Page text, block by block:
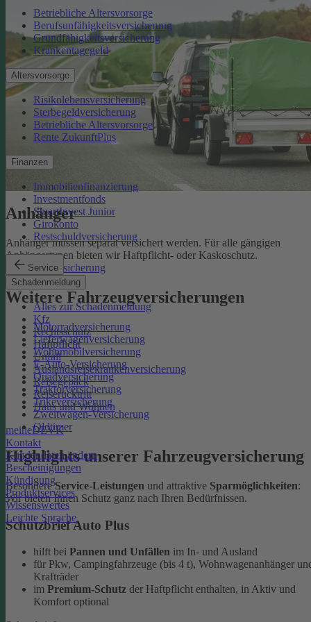
Betriebliche Altersvorsorge
Berufsunfähigkeitsversicherung
Grundfähigkeitsversicherung
Krankentagegeld
Altersvorsorge
Risikolebensversicherung
Sterbegeldversicherung
Betriebliche Altersvorsorge
Rente ZukunftPlus
Finanzen
Immobilienfinanzierung
Investmentfonds
SmartInvest Junior
Girokonto
Restschuldversicherung
Service
Schadenmeldung
Alles zur Schadenmeldung
Kfz
Rechtsschutz
Haftpflicht
Unfall
Auslandsreisekrankenversicherung
Reisegepäck
Reiserücktritt
Haus und Wohnen
meineDEVK
Kontakt
Kundendaten ändern
Bescheinigungen
Kündigung
Produktservices
Wissenswertes
Leichte Sprache
Anhänger
Anhänger müssen separat versichert werden. Für alle gängigen
Anhängertypen bieten wir Haftpflicht- oder Kaskoschutz.
Anhängerversicherung
Weitere Fahrzeugversicherungen
Motorradversicherung
Lieferwagenversicherung
Wohnmobilversicherung
E-Auto-Versicherung
Quadversicherung
Traktorversicherung
Trikeversicherung
Zweitwagen-Versicherung
Oldtimer
Highlights unserer Fahrzeugversicherung
BesondereService-Leistungen und attraktive Sparmöglichkeiten:
Wir bieten Ihnen Schutz ganz nach Ihren Bedürfnissen.
Schutzbrief Auto Plus
hilft bei Pannen und Unfällen im In- und Ausland
für Pkw, Campingfahrzeuge (bis 4 t), Wohnwagenanhänger
Krafträder
im Premium-Schutz der Haftpflicht enthalten, in Aktiv und
Komfort optional